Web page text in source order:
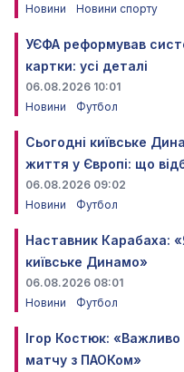
Новини
Новини спорту
УЄФА реформував
картки: усі деталі
06.08.2026 10:01
Новини
Футбол
Сьогодні київське
життя у Європі: що
06.08.2026 09:02
Новини
Футбол
Наставник Карабаха:
київське Динамо»
06.08.2026 08:01
Новини
Футбол
Ігор Костюк: «Важливо
матчу з ПАОКом»